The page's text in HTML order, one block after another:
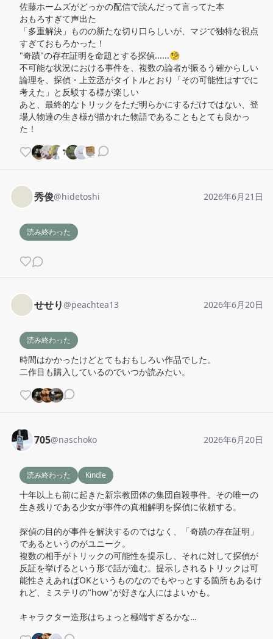
佐藤ホームズがどっかの配信で読んだって言ってた本
おもろすぎて声出た
「多重解決」ものの新たな切り口らしいが、マジで独特な視点
すぎておもろかった！
"奇蹟"の存在証明を命題とする探偵......🧐
不可能な状況における事件を、複数の論者が振るう確からしい
論理を、探偵・上苙丞がタイトルとおり「その可能性はすでに
考えた」と反駁する様が楽しい
あと、最終的なトリックをただ明らかにするだけではない、登
場人物達の生き様が描かれた物語であることもとても良かっ
た！
秀俊@hidetoshi 2026年6月21日
読み終わった
せせり @peachtea13 2026年6月20日
読み終わった
時間はかかったけどとてもおもしろい作品でした。
二作目も購入しているのでいつか読みたい。
705@naschoko 2026年6月20日
読み終わった Kindle
十年以上も前に起きた新宗教団体の集団自殺事件。その唯一の
生き残りである少女が事件の真相解明を探偵に依頼する。
探偵の目的が事件を解決するのではなく、「奇蹟の存在証明」
であるというのがユニーク。
複数の相手がトリックの可能性を提示し、それに対して探偵が
反証を挙げるという形で話が進む。提示しされるトリックは可
能性さえあればOKというものなのでもやっとする箇所もあるけ
れど、ミステリの"how"が好きな人にはよいかも。
キャラクター造形はちょっと極端すぎるかな…